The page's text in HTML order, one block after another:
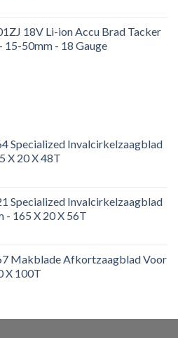
18V Li-ion Accu Brad Tacker
15-50mm - 18 Gauge
Specialized Invalcirkelzaagblad
X 20 X 48T
Specialized Invalcirkelzaagblad
- 165 X 20 X 56T
Makblade Afkortzaagblad Voor
X 100T